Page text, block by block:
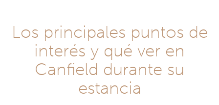
Los principales puntos de
interés y qué ver en
Canfield durante su
estancia